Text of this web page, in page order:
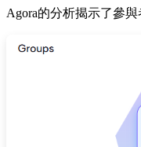
Agora的分析揭示了參